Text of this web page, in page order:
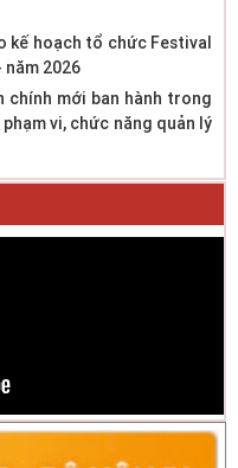
kế hoạch tổ chức Festival
năm 2026
chính mới ban hành trong
vi, chức năng quản lý